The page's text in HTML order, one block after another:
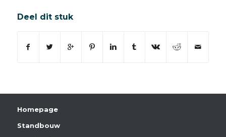
Deel dit stuk
Homepage
Standbouw